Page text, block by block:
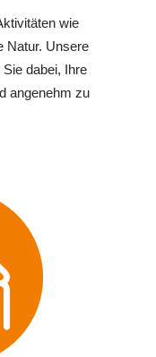
wie
Natur. Unsere
dabei, Ihre
angenehm zu